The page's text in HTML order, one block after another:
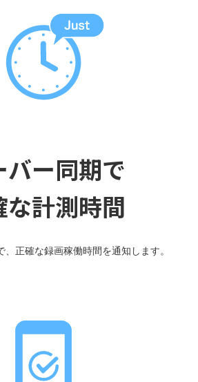
バー同期で
な計測時間
正確な録画稼働時間を通知します。